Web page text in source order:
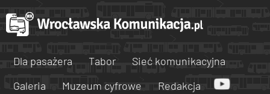
Dla pasażera Tabor
Sieć komunikacyjna
Galeria
Muzeum cyfrowe Redakcja